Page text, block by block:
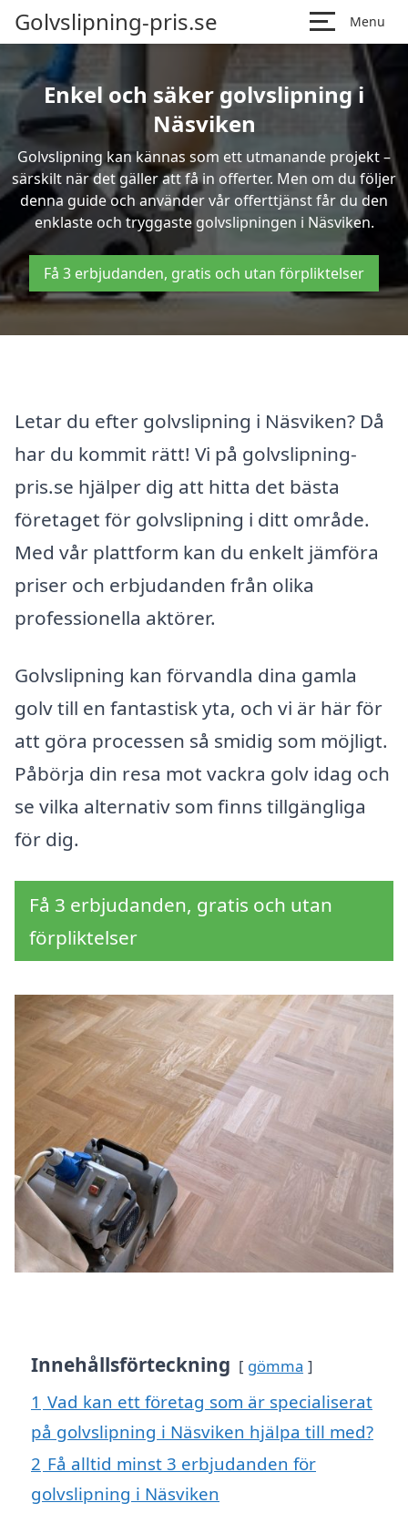
Golvslipning-pris.se Menu
Enkel och säker golvslipning i
Näsviken
Golvslipning kan kännas som ett utmanande projekt –
särskilt när det gäller att få in offerter. Men om du följer
denna guide och använder vår offerttjänst får du den
enklaste och tryggaste golvslipningen i Näsviken.
Få 3 erbjudanden, gratis och utan förpliktelser
Letar du efter golvslipning i Näsviken? Då
har du kommit rätt! Vi på golvslipning-
pris.se hjälper dig att hitta det bästa
företaget för golvslipning i ditt område.
Med vår plattform kan du enkelt jämföra
priser och erbjudanden från olika
professionella aktörer.
Golvslipning kan förvandla dina gamla
golv till en fantastisk yta, och vi är här för
att göra processen så smidig som möjligt.
Påbörja din resa mot vackra golv idag och
se vilka alternativ som finns tillgängliga
för dig.
Få 3 erbjudanden, gratis och utan
förpliktelser
Innehållsförteckning gömma
1 Vad kan ett företag som är specialiserat
på golvslipning i Näsviken hjälpa till med?
2 Få alltid minst 3 erbjudanden för
golvslipning i Näsviken